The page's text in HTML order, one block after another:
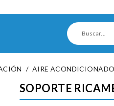
AIRE ACONDICIONADO
SOPORTE